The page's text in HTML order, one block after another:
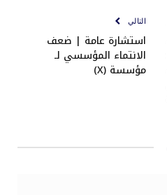
التالي
استشارة عامة | ضعف
الانتماء المؤسسي لـ
مؤسسة (X)